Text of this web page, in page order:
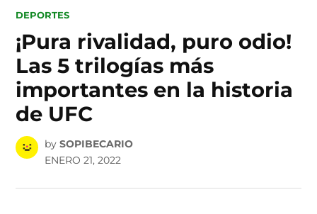
POSTED
DEPORTES
¡Pura rivalidad, puro odio!
Las 5 trilogías más
importantes en la historia
de UFC
by SOPIBECARIO
ENERO 21, 2022